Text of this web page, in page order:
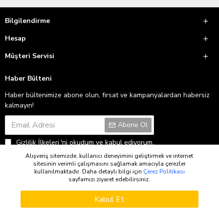
Bilgilendirme
Hesap
Müşteri Servisi
Haber Bülteni
Haber bültenimize abone olun, fırsat ve kampanyalardan habersiz
kalmayın!
Abone Ol
Gizlilik İlkeleri'ni okudum ve kabul ediyorum.
Copyright © 2026
Alışveriş sitemizde, kullanıcı deneyimini geliştirmek ve internet
sitesinin verimli çalışmasını sağlamak amacıyla çerezler
kullanılmaktadır. Daha detaylı bilgi için Çerez Politikası
sayfamızı ziyaret edebilirsiniz.
Kabul Et